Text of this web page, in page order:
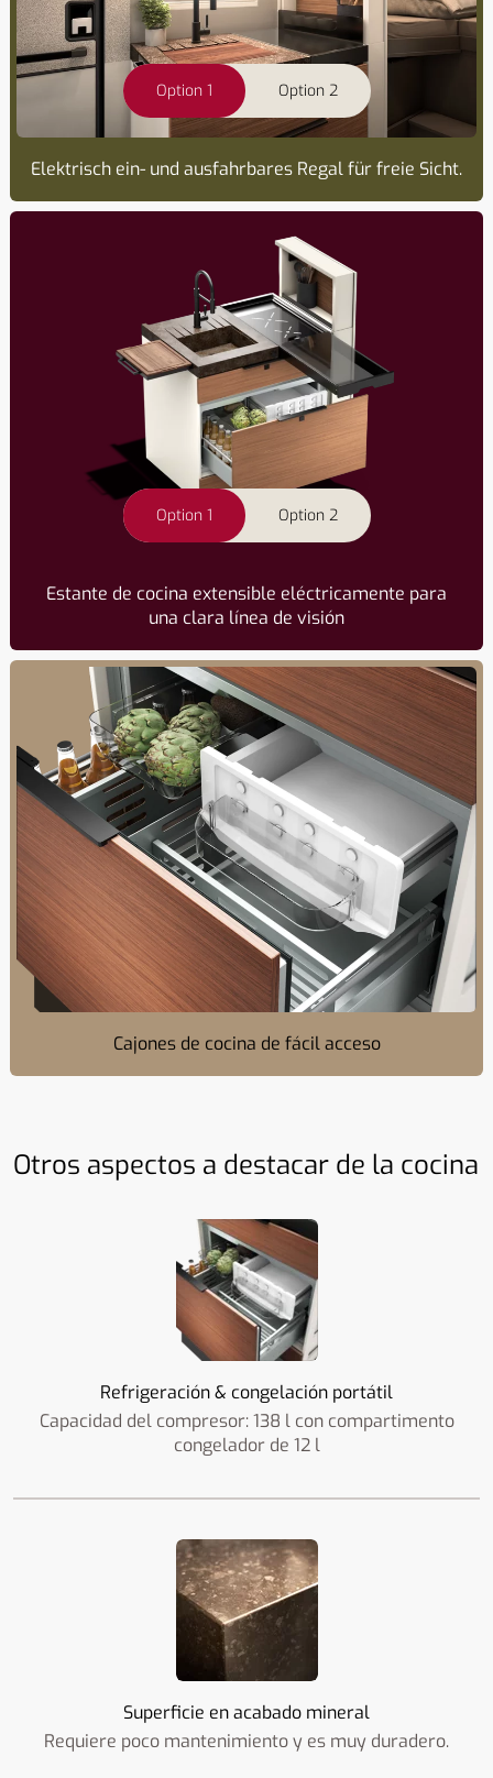
Option 1 Option 2
Elektrisch ein- und ausfahrbares Regal für freie Sicht.
Option 1 Option 2
Estante de cocina extensible eléctricamente para
una clara línea de visión
Cajones de cocina de fácil acceso
Otros aspectos a destacar de la cocina
Refrigeración & congelación portátil
Capacidad del compresor: 138 l con compartimento
congelador de 12 l
Superficie en acabado mineral
Requiere poco mantenimiento y es muy duradero.